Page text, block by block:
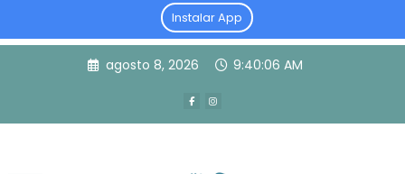
Instalar App
agosto 8, 2026 9:40:07 AM